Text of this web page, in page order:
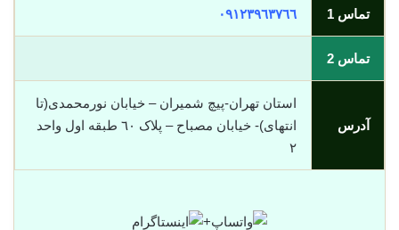
تماس 1 ٠٩١٢٣٩٦٣٧٦٦
تماس 2
آدرس
استان تهران-پیچ شمیران – خیابان نورمحمدی(تا
انتهای)- خیابان مصباح – پلاک ٦٠ طبقه اول واحد
٢
+